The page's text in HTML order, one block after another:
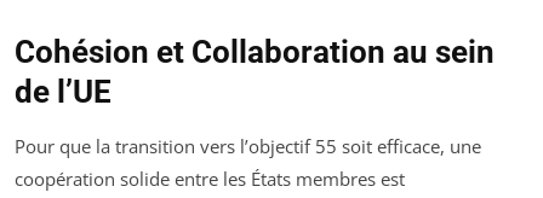
Cohésion et Collaboration au sein
de l’UE
Pour que la transition vers l’objectif 55 soit efficace, une
coopération solide entre les États membres est